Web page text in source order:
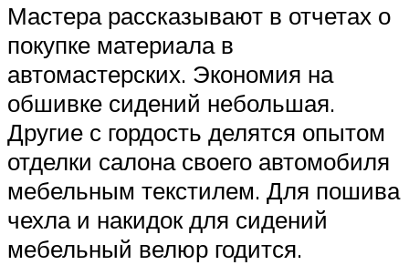
Мастера рассказывают в отчетах о
покупке материала в
автомастерских. Экономия на
обшивке сидений небольшая.
Другие с гордость делятся опытом
отделки салона своего автомобиля
мебельным текстилем. Для пошива
чехла и накидок для сидений
мебельный велюр годится.